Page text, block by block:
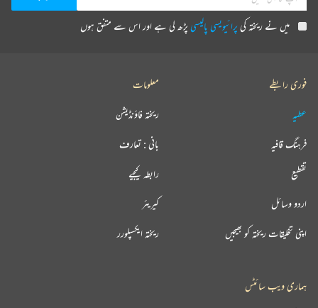
میں نے ریختہ کیپرائیویسی پالیسیپڑھ لی ہے اور اس سے متفق ہوں
فوری رابطے
عطیہ
فرہنگ قافیہ
تقطیع
اردو وسائل
اپنی تخلیقات ریختہ کو بھیجیں
معلومات
ریختہ فاؤنڈیشن
بانی : تعارف
رابطہ کیجیے
کیریئر
ریختہ ایکسپلورر
ہماری ویب سائٹس